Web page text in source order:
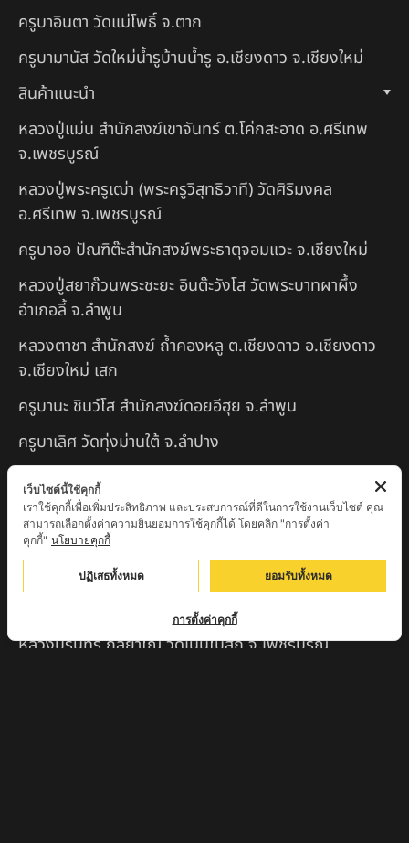
ครูบาอินตา วัดแม่โพธิ์ จ.ตาก
ครูบามานัส วัดใหม่น้ำรูบ้านน้ำรู อ.เชียงดาว จ.เชียงใหม่
สินค้าแนะนำ
หลวงปู่แม่น สำนักสงฆ์เขาจันทร์ ต.โค่กสะอาด อ.ศรีเทพ
จ.เพชรบูรณ์
หลวงปู่พระครูเฒ่า (พระครูวิสุทธิวาที) วัดศิริมงคล
อ.ศรีเทพ จ.เพชรบูรณ์
ครูบาออ ปัณฑิต๊ะสำนักสงฆ์พระธาตุจอมแวะ จ.เชียงใหม่
หลวงปู่สยาก๊วนพระชะยะ อินต๊ะวังโส วัดพระบาทผาผึ้ง
อำเภอลี้ จ.ลำพูน
หลวงตาชา สำนักสงฆ์ ถ้ำคองหลู ต.เชียงดาว อ.เชียงดาว
จ.เชียงใหม่ เสก
ครูบานะ ชินวํโส สำนักสงฆ์ดอยอีฮุย จ.ลำพูน
ครูบาเลิศ วัดทุ่งม่านใต้ จ.ลำปาง
หลวงปู่หนู นรินโท วัดวังท่าดี จ.เพชรบูรณ์
ครูบาทอง วัดก้อท่า จ.ลำพูน
ครูบาตุ๊เจ้าปู่หว่าหลิ่ง วิระทะโย วัดเวฬุวัน อ.เชียงดาว
จ.เชียงใหม่
ครูบาศรี สุจิตโต บ้านสบก๋ง จ.ลำปาง
หลวงปู่รินทร์ กลฺยาโณ วัดเนินโบสถ์ จ.เพชรบูรณ์
เว็บไซต์นี้ใช้คุกกี้
เราใช้คุกกี้เพื่อเพิ่มประสิทธิภาพ และประสบการณ์ที่ดีในการใช้งานเว็บไซต์ คุณ
สามารถเลือกตั้งค่าความยินยอมการใช้คุกกี้ได้ โดยคลิก "การตั้งค่า
คุกกี้" นโยบายคุกกี้
ปฏิเสธทั้งหมด ยอมรับทั้งหมด
การตั้งค่าคุกกี้